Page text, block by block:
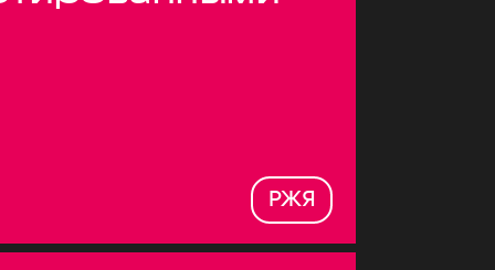
РЖЯ